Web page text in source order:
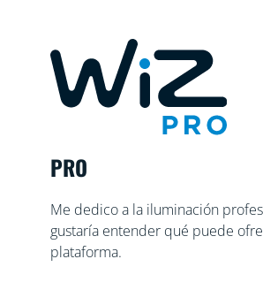
PRO
Me dedico a la iluminación
gustaría entender qué puede
plataforma.